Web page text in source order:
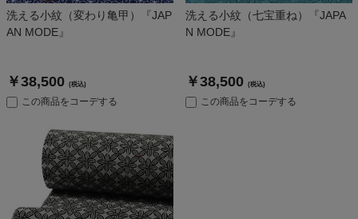
洗える小紋（変わり亀甲）『JAP
AN MODE』
￥38,500 (税込)
この商品をコーデする
洗える小紋（七宝重ね）『JAPA
N MODE』
￥38,500 (税込)
この商品をコーデする